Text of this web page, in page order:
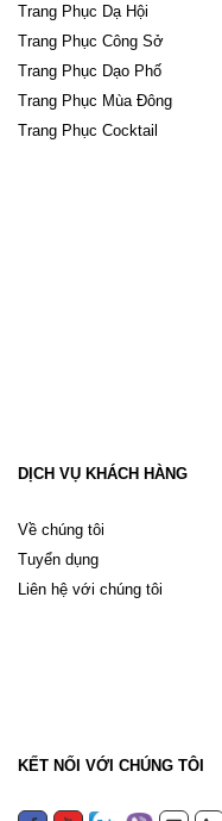
Trang Phục Dạ Hội
Trang Phục Công Sở
Trang Phục Dạo Phố
Trang Phục Mùa Đông
Trang Phục Cocktail
DỊCH VỤ KHÁCH HÀNG
Về chúng tôi
Tuyển dụng
Liên hệ với chúng tôi
KẾT NỐI VỚI CHÚNG TÔI